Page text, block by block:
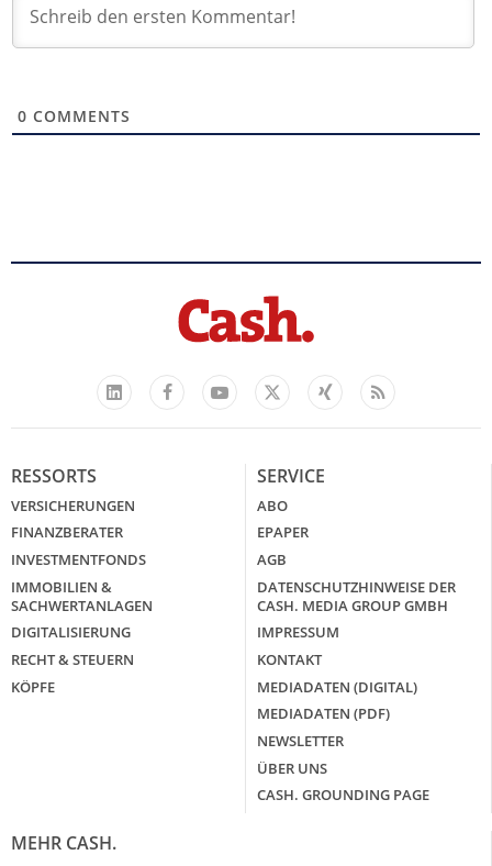
0 COMMENTS
LinkedIn
FacebookYouTube
X
Xing Feed
RESSORTS
VERSICHERUNGEN
FINANZBERATER
INVESTMENTFONDS
IMMOBILIEN &
SACHWERTANLAGEN
DIGITALISIERUNG
RECHT & STEUERN
KÖPFE
SERVICE
ABO
EPAPER
AGB
DATENSCHUTZHINWEISE DER
CASH. MEDIA GROUP GMBH
IMPRESSUM
KONTAKT
MEDIADATEN (DIGITAL)
MEDIADATEN (PDF)
NEWSLETTER
ÜBER UNS
CASH. GROUNDING PAGE
MEHR CASH.